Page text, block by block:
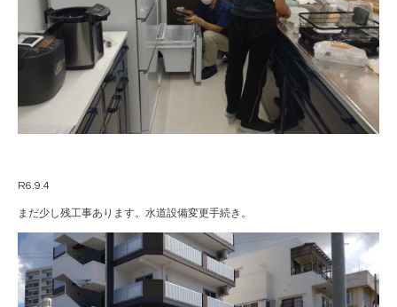
R6.9.4
まだ少し残工事あります。水道設備変更手続き。